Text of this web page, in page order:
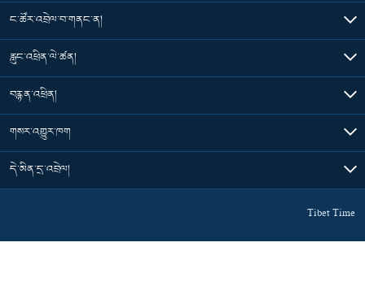
ང་ཚོར་འབྲེལ་བ་གནང་ན།
རླུང་འཕྲིན་ལེ་ཚན།
བརྙན་འཕྲིན།
གསར་འགྱུར་ཁག
དེ་མིན་དྲ་འབྲེལ།
Tibet Time